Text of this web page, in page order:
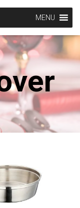
MENU